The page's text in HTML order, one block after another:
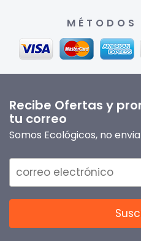
Recibe Ofertas y
tu correo
Somos Ecológicos, no